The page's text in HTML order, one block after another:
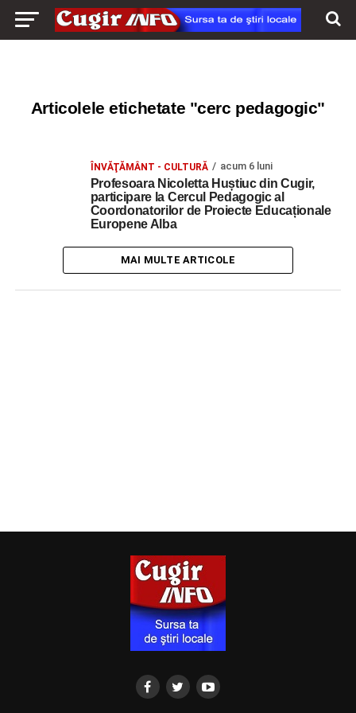
Articolele etichetate "cerc pedagogic"
ÎNVĂŢĂMÂNT - CULTURĂ acum 6 luni
Profesoara Nicoletta Huștiuc din Cugir,
participare la Cercul Pedagogic al
Coordonatorilor de Proiecte Educaționale
Europene Alba
MAI MULTE ARTICOLE